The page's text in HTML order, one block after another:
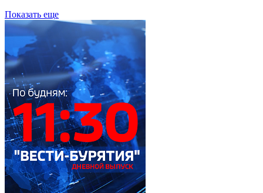
Показать еще